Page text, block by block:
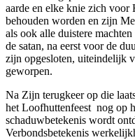
aarde en elke knie zich voor
behouden worden en zijn
als ook alle duistere
de satan, na eerst voor de
zijn opgesloten, uiteindelijk
geworpen.
Na Zijn terugkeer op die
het Loofhuttenfeest nog op
schaduwbetekenis wordt
Verbondsbetekenis